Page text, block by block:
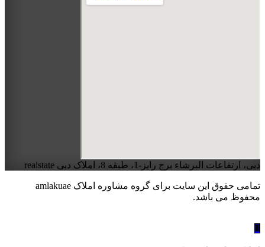
دبی، ارتفاعات البرشاء برج رایز-1، طبقه 8، املاک دبی realstate
تمامی حقوق این سایت برای گروه مشاوره املاک amlakuae
محفوظ می باشد.